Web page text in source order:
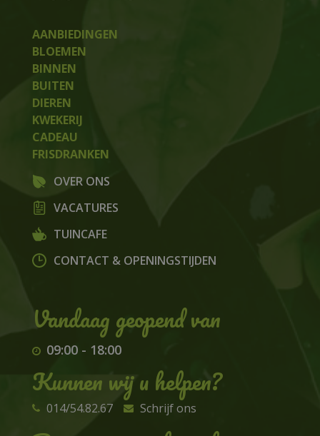
AANBIEDINGEN
BLOEMEN
BINNEN
BUITEN
DIEREN
KWEKERIJ
CADEAU
FRISDRANKEN
OVER ONS
VACATURES
TUINCAFE
CONTACT & OPENINGSTIJDEN
09:00- 18:00
Kunnen wij u helpen?
014/54.82.67 Schrijf ons